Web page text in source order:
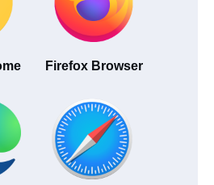
Firefox Browser